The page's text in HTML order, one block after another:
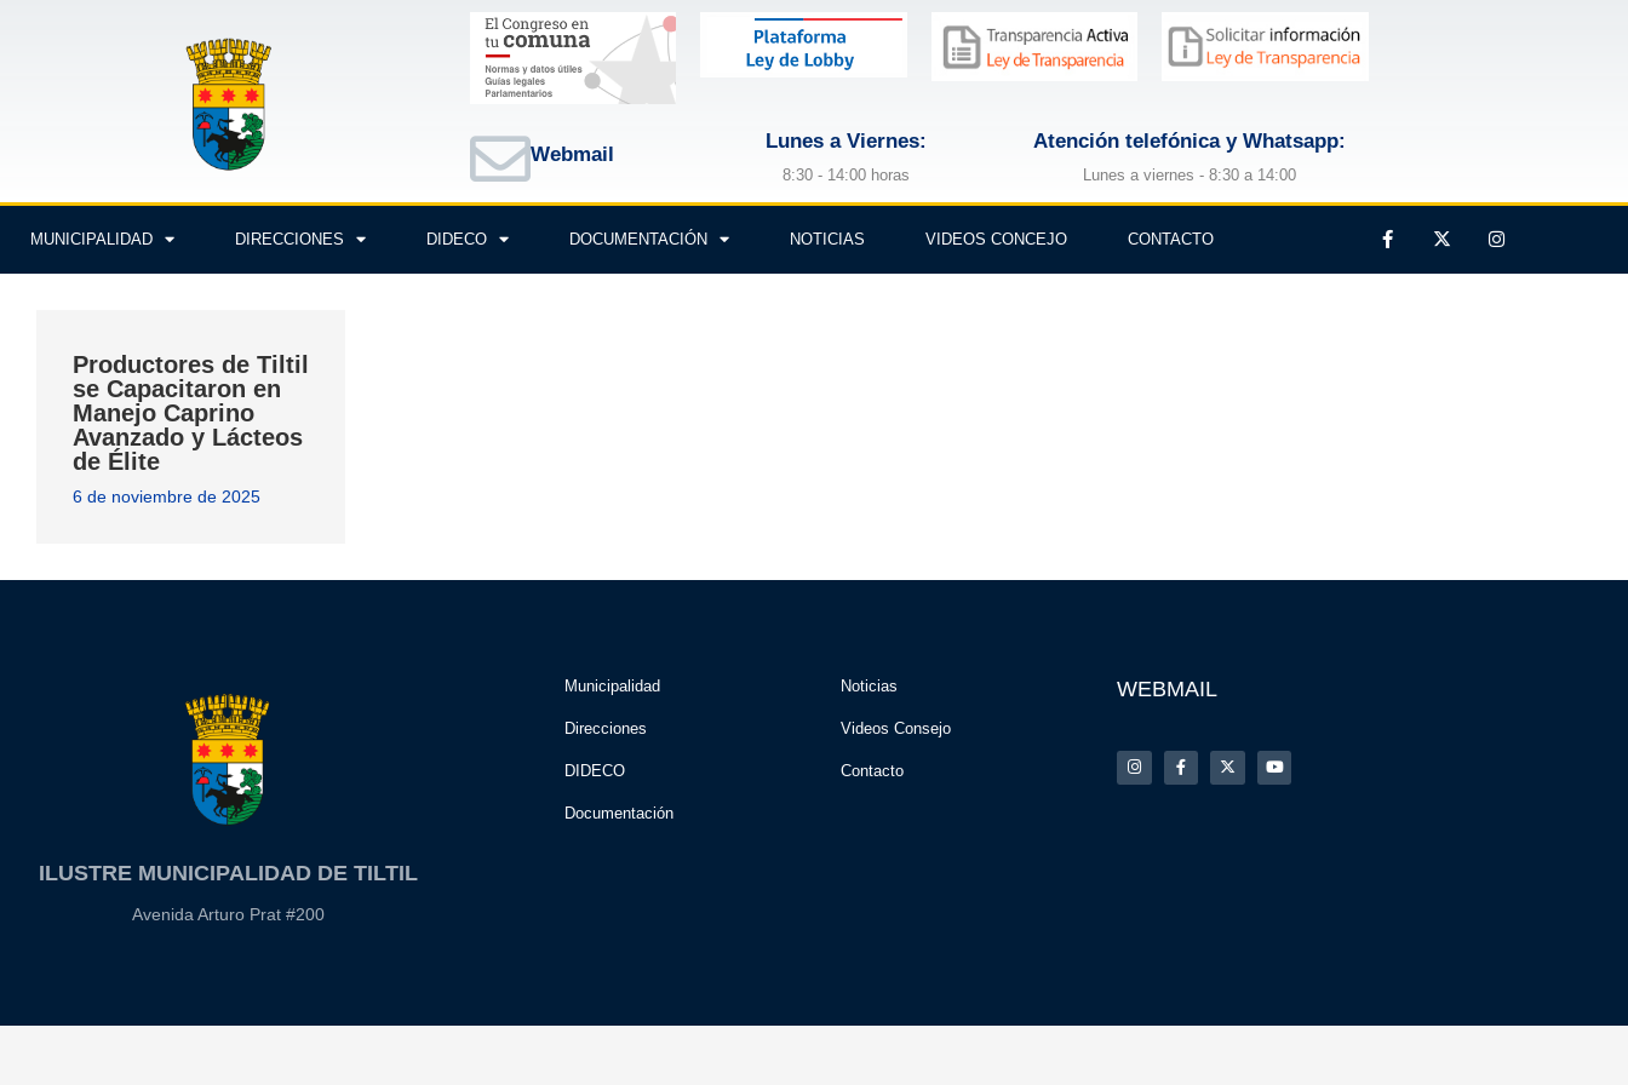
Webmail
Lunes a Viernes:
8:30 - 14:00 horas
Atención telefónica y Whatsapp:
Lunes a viernes - 8:30 a 14:00
MUNICIPALIDAD DIRECCIONES DIDECO DOCUMENTACIÓN NOTICIAS VIDEOS CONCEJO CONTACTO
Productores de Tiltil
se Capacitaron en
Manejo Caprino
Avanzado y Lácteos
de Élite
6 de noviembre de 2025
ILUSTRE MUNICIPALIDAD DE TILTIL
Avenida Arturo Prat #200
Municipalidad
Direcciones
DIDECO
Documentación
Noticias
Videos Consejo
Contacto
WEBMAIL